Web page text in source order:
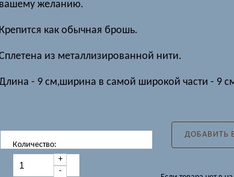
вашему желанию.
Крепится как обычная брошь.
из металлизированной нити.
- 9 см,ширина в самой широкой части - 9
Количество:
+
-
ДОБАВИТЬ